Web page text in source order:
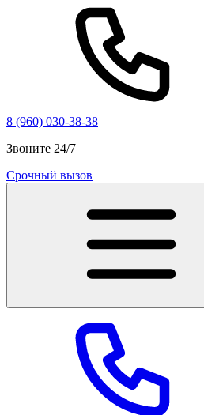
8 (960) 030-38-38
Звоните 24/7
Срочный вызов